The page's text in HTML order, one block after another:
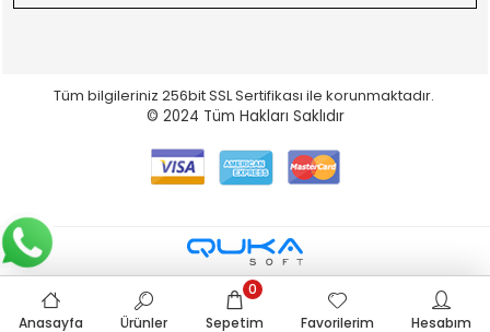
Tüm bilgileriniz 256bit SSL Sertifikası ile korunmaktadır.
© 2024 Tüm Hakları Saklıdır
Anasayfa Ürünler Sepetim
0
Favorilerim
Hesabım